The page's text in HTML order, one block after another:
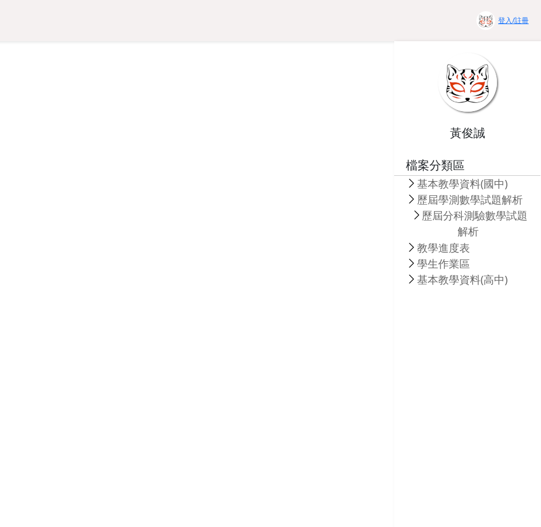
登入/註冊
黃俊誠
檔案分類區
基本教學資料(國中)
歷屆學測數學試題解析
歷屆分科測驗數學試題
解析
教學進度表
學生作業區
基本教學資料(高中)